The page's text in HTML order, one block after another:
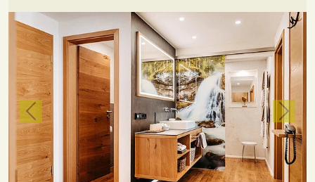
zurück weiter